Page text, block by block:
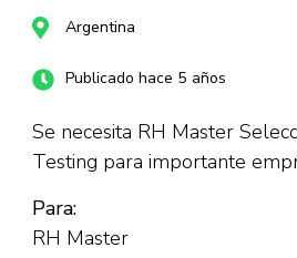
Argentina
Publicado hace 5 años
Se necesita RH Master
Testing para importante
Para:
RH Master